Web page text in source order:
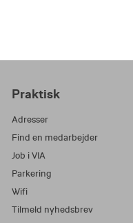
Praktisk
Adresser
Find en medarbejder
Job i VIA
Parkering
Wifi
Tilmeld nyhedsbrev